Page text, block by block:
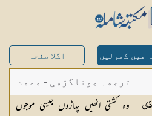
میں کھولیں اگلا صفحہ
ترجمہ جوناگڑھی - محمد
جونا گڑھی
وہ کشتی انھیں پہاڑوں جیسی موجوں